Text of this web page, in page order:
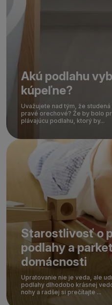
Akú podlahu
kúpeľne?
Uvažujete nad tým, že
pravé orechové? Že by bolo
plávajúcu podlahu, ktorý by...
Starostlivosť o
podlahy a
domácnosti
Upratovanie nie je veda, ale
podlahy dlhodobo krásnej
nohy a radšej si prečítajte ...